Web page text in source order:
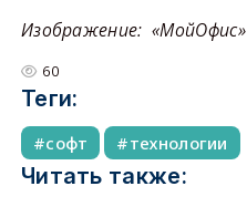
Изображение: «МойОфис»
60
Теги:
софт технологии
Читать также: